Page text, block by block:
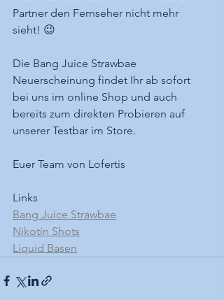
Partner den Fernseher nicht mehr
sieht! 😉
Die Bang Juice Strawbae
Neuerscheinung findet Ihr ab sofort
bei uns im online Shop und auch
bereits zum direkten Probieren auf
unserer Testbar im Store.
Euer Team von Lofertis
Links
Bang Juice Strawbae
Nikotin Shots
Liquid Basen